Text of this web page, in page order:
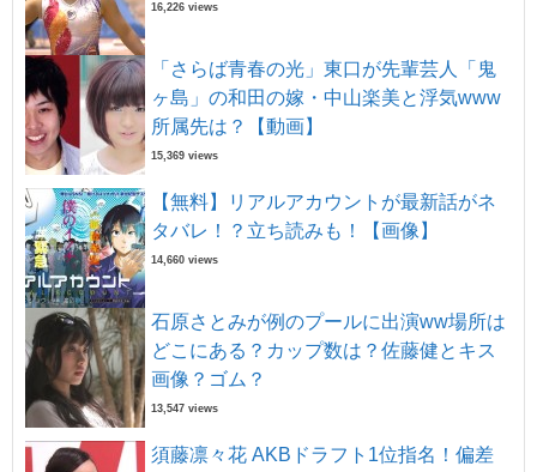
16,226 views
「さらば青春の光」東口が先輩芸人「鬼
ヶ島」の和田の嫁・中山楽美と浮気www
所属先は？【動画】
15,369 views
【無料】リアルアカウントが最新話がネ
タバレ！？立ち読みも！【画像】
14,660 views
石原さとみが例のプールに出演ww場所は
どこにある？カップ数は？佐藤健とキス
画像？ゴム？
13,547 views
須藤凛々花 AKBドラフト1位指名！偏差